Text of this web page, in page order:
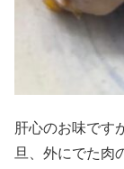
肝心のお味です
旦、外にでた肉